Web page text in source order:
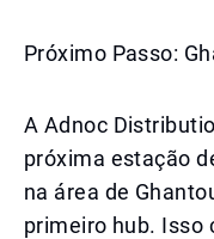
Próximo Passo:
A Adnoc
próxima estação
na área de
primeiro hub. Isso